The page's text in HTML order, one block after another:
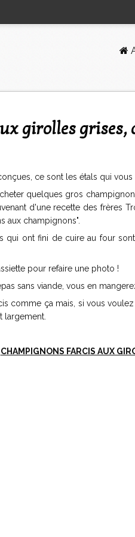
girolles grises,
ce sont les étals qui
quelques gros
d'une recette des frères
aux champignons".
qui ont fini de cuire au four
pour refaire une photo !
sans viande, vous en
comme ça mais, si vous
largement.
CHAMPIGNONS FARCIS AUX